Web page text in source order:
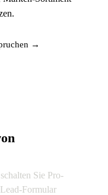
→
Sie Pro-
Formular